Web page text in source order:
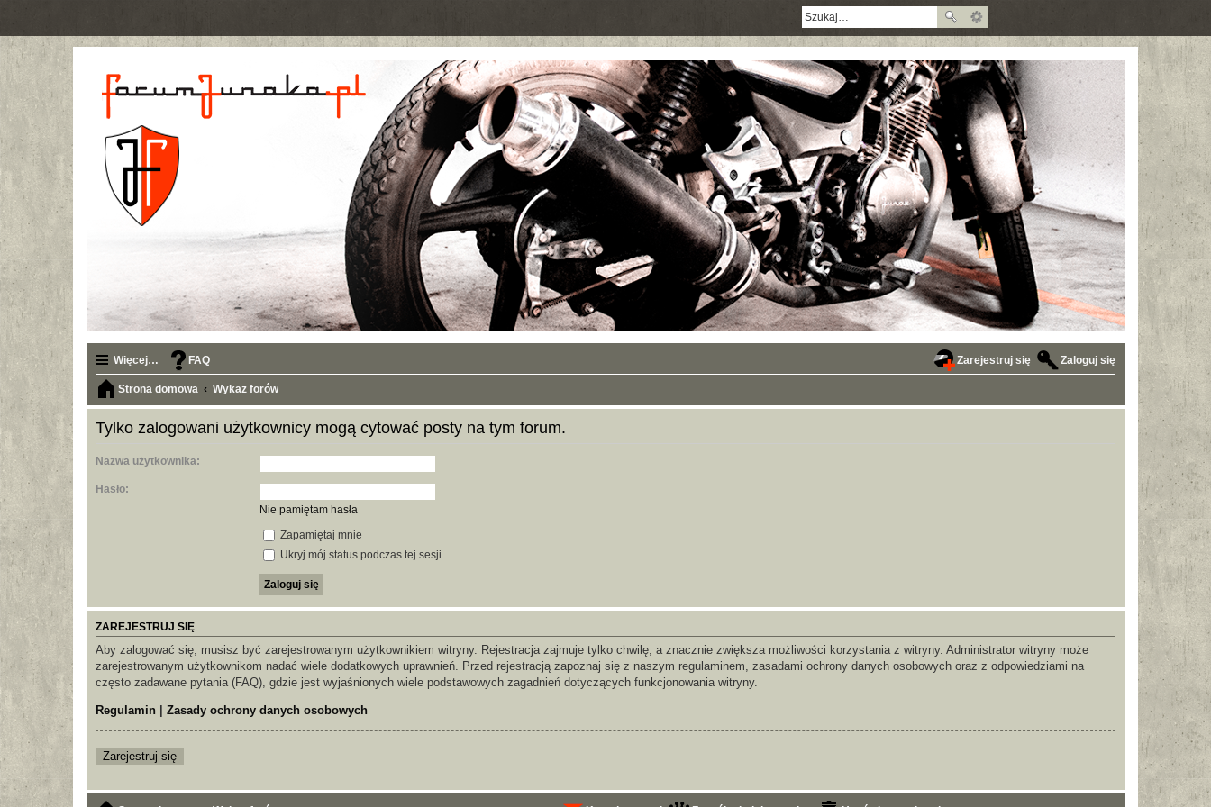
Więcej… FAQ Zaloguj się
Zarejestruj się
Strona domowa Wykaz forów
Tylko zalogowani użytkownicy mogą cytować posty na tym forum.
Nazwa użytkownika:
Hasło:
Nie pamiętam hasła
Zapamiętaj mnie
Ukryj mój status podczas tej sesji
ZAREJESTRUJ SIĘ
Aby zalogować się, musisz być zarejestrowanym użytkownikiem witryny. Rejestracja zajmuje tylko chwilę, a znacznie zwiększa możliwości korzystania z witryny. Administrator witryny może
zarejestrowanym użytkownikom nadać wiele dodatkowych uprawnień. Przed rejestracją zapoznaj się z naszym regulaminem, zasadami ochrony danych osobowych oraz z odpowiedziami na
często zadawane pytania (FAQ), gdzie jest wyjaśnionych wiele podstawowych zagadnień dotyczących funkcjonowania witryny.
Regulamin Zasady ochrony danych osobowych
Zarejestruj się